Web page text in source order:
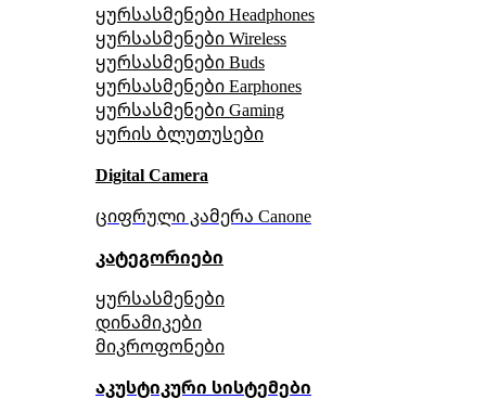
ყურსასმენები Headphones
ყურსასმენები Wireless
ყურსასმენები Buds
ყურსასმენები Earphones
ყურსასმენები Gaming
ყურის ბლუთუსები
Digital Camera
ციფრული კამერა Сanone
კატეგორიები
ყურსასმენები
დინამიკები
მიკროფონები
აკუსტიკური სისტემები